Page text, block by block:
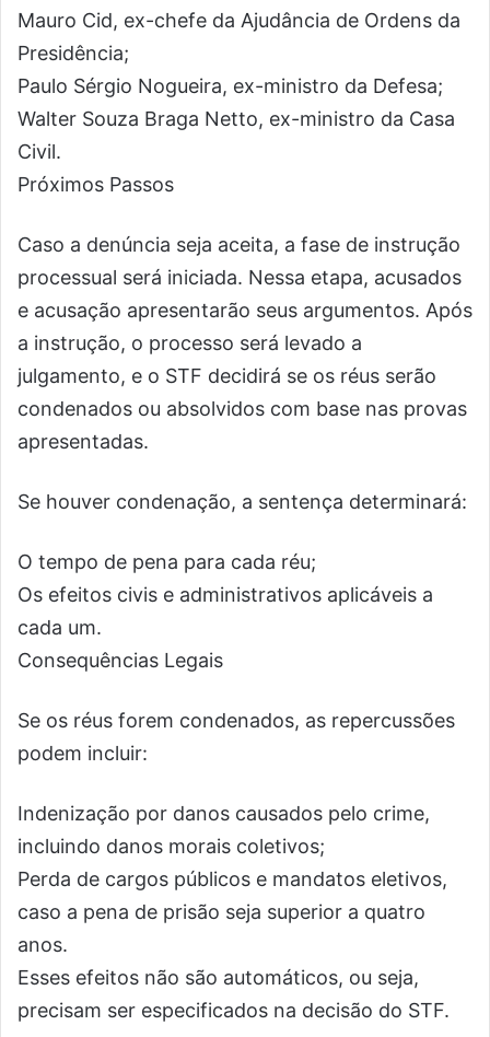
Mauro Cid, ex-chefe da Ajudância de Ordens da
Presidência;
Paulo Sérgio Nogueira, ex-ministro da Defesa;
Walter Souza Braga Netto, ex-ministro da Casa
Civil.
Próximos Passos
Caso a denúncia seja aceita, a fase de instrução
processual será iniciada. Nessa etapa, acusados
e acusação apresentarão seus argumentos. Após
a instrução, o processo será levado a
julgamento, e o STF decidirá se os réus serão
condenados ou absolvidos com base nas provas
apresentadas.
Se houver condenação, a sentença determinará:
O tempo de pena para cada réu;
Os efeitos civis e administrativos aplicáveis a
cada um.
Consequências Legais
Se os réus forem condenados, as repercussões
podem incluir:
Indenização por danos causados pelo crime,
incluindo danos morais coletivos;
Perda de cargos públicos e mandatos eletivos,
caso a pena de prisão seja superior a quatro
anos.
Esses efeitos não são automáticos, ou seja,
precisam ser especificados na decisão do STF.